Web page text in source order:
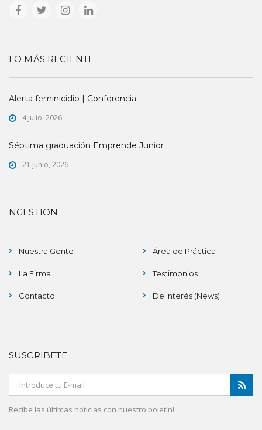
LO MÁS RECIENTE
Alerta feminicidio | Conferencia
4 julio, 2026
Séptima graduación Emprende Junior
21 junio, 2026
NGESTION
Nuestra Gente Área de Práctica
La Firma Testimonios
Contacto De Interés (News)
SUSCRIBETE
Recibe las últimas noticias con nuestro boletín!